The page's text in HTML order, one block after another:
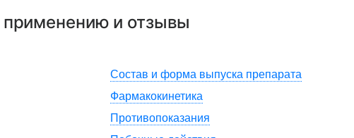
применению и отзывы
Состав и форма выпуска препарата
Фармакокинетика
Противопоказания